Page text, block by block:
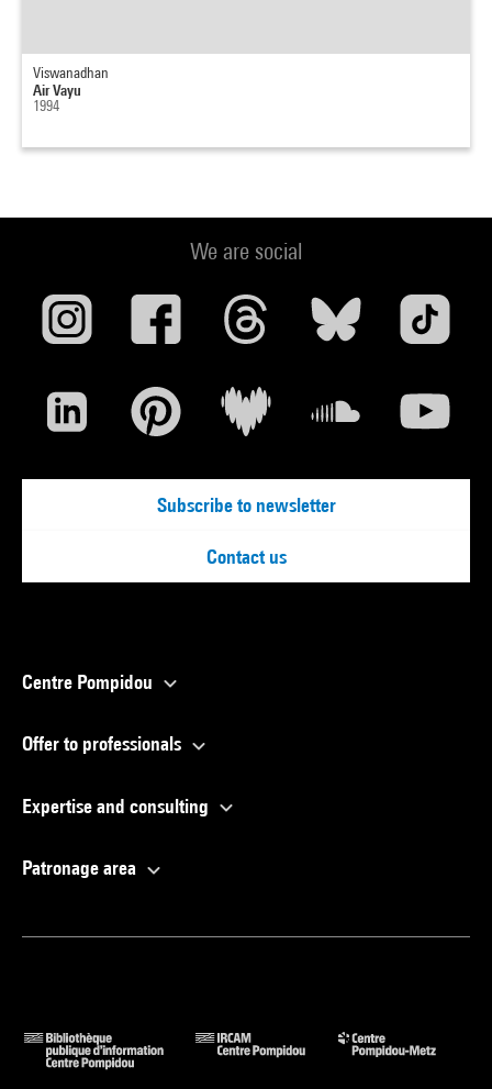
Viswanadhan
Air Vayu
1994
We are social
Subscribe to newsletter
Contact us
Centre Pompidou
Offer to professionals
Expertise and consulting
Patronage area